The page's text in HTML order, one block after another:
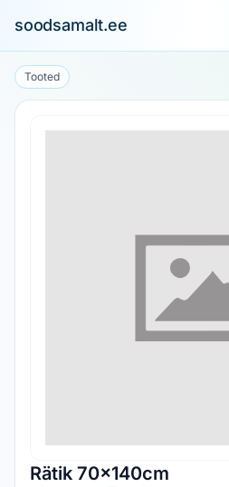
soodsamalt.ee
Tooted
Rätik 70x140cm